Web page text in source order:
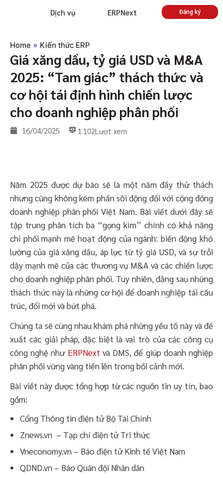
Dịch vụ ERPNext Đăng ký
Home » Kiến thức ERP
Giá xăng dầu, tỷ giá USD và M&A
2025: “Tam giác” thách thức và
cơ hội tái định hình chiến lược
cho doanh nghiệp phân phối
16/04/2025 Lượt xem
1.102
Năm 2025 được dự báo sẽ là một năm đầy thử thách
nhưng cũng không kém phần sôi động đối với cộng đồng
doanh nghiệp phân phối Việt Nam. Bài viết dưới đây sẽ
tập trung phân tích ba “gọng kìm” chính có khả năng
chi phối mạnh mẽ hoạt động của ngành: biến động khó
lường của giá xăng dầu, áp lực từ tỷ giá USD, và sự trỗi
dậy mạnh mẽ của các thương vụ M&A và các chiến lược
cho doanh nghiệp phân phối. Tuy nhiên, đằng sau những
thách thức này là những cơ hội để doanh nghiệp tái cấu
trúc, đổi mới và bứt phá.
Chúng ta sẽ cùng nhau khám phá những yếu tố này và đề
xuất các giải pháp, đặc biệt là vai trò của các công cụ
công nghệ như ERPNext và DMS, để giúp doanh nghiệp
phân phối vững vàng tiến lên trong bối cảnh mới.
Bài viết này được tổng hợp từ các nguồn tin uy tín, bao
gồm:
Cổng Thông tin điện tử Bộ Tài Chính
Znews.vn – Tạp chí điện tử Tri thức
Vneconomy.vn – Báo điện tử Kinh tế Việt Nam
QDND.vn – Báo Quân đội Nhân dân